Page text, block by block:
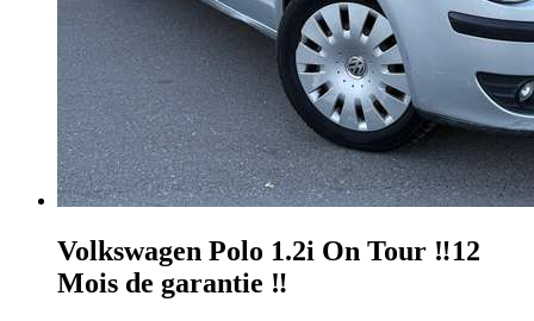
Volkswagen Polo 1.2i On Tour ‼️12
Mois de garantie ‼️